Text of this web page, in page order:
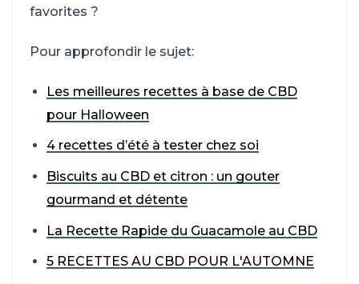
favorites ?
Pour approfondir le sujet:
Les meilleures recettes à base de CBD
pour Halloween
4 recettes d’été à tester chez soi
Biscuits au CBD et citron : un gouter
gourmand et détente
La Recette Rapide du Guacamole au CBD
5 RECETTES AU CBD POUR L'AUTOMNE